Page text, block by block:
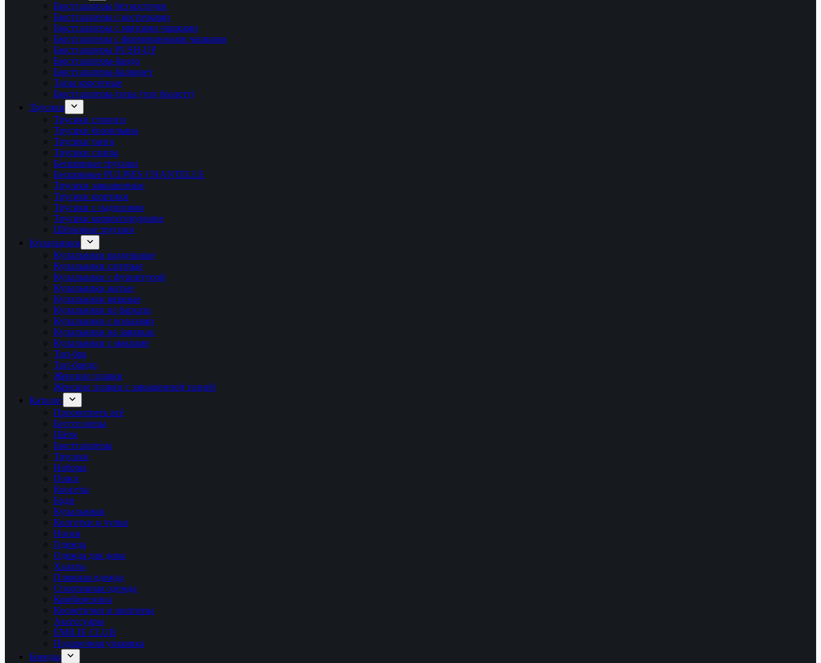
Бюстгальтеры без косточек
Бюстгальтеры с косточками
Бюстгальтеры с мягкими чашками
Бюстгальтеры с формованными чашками
Бюстгальтеры PUSH-UP
Бюстгальтеры-бандо
Бюстгальтеры-балконет
Топы корсетные
Бюстгальтеры-топы (топ бралетт)
Трусики
Трусики стринги
Трусики бразильяна
Трусики танга
Трусики слипы
Бесшовные трусики
Бесшовные PULPIES CHANTELLE
Трусики завышенные
Трусики шортики
Трусики с надписями
Трусики корректирующие
Шёлковые трусики
Купальники
Купальники раздельные
Купальники слитные
Купальники с фурнитурой
Купальники жатые
Купальники вязаные
Купальники из бархата
Купальники с кольцами
Купальники на завязках
Купальники с макраме
Топ-бра
Топ-бандо
Женские плавки
Женские плавки с завышенной талией
Каталог
Просмотреть всё
Бестселлеры
Шёлк
Бюстгальтеры
Трусики
Наборы
Пояса
Корсеты
Боди
Купальники
Колготки и чулки
Носки
Одежда
Одежда для дома
Халаты
Пляжная одежда
Спортивная одежда
Комбинезоны
Косметички и шопперы
Аксессуары
ÉMILIE CLUB
Подарочная упаковка
Бренды